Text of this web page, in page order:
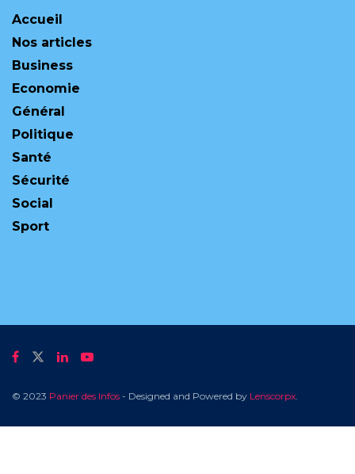
Accueil
Nos articles
Business
Economie
Général
Politique
Santé
Sécurité
Social
Sport
© 2023 Panier des Infos - Designed and Powered by Lenscorpx